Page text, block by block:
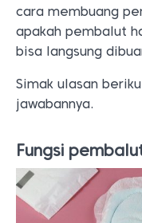
cara membuang
apakah pembalut
bisa langsung
Simak ulasan
jawabannya.
Fungsi